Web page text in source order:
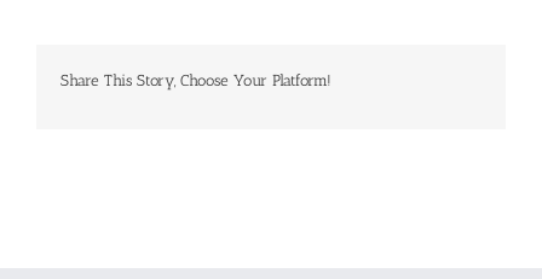
Share This Story, Choose Your Platform!